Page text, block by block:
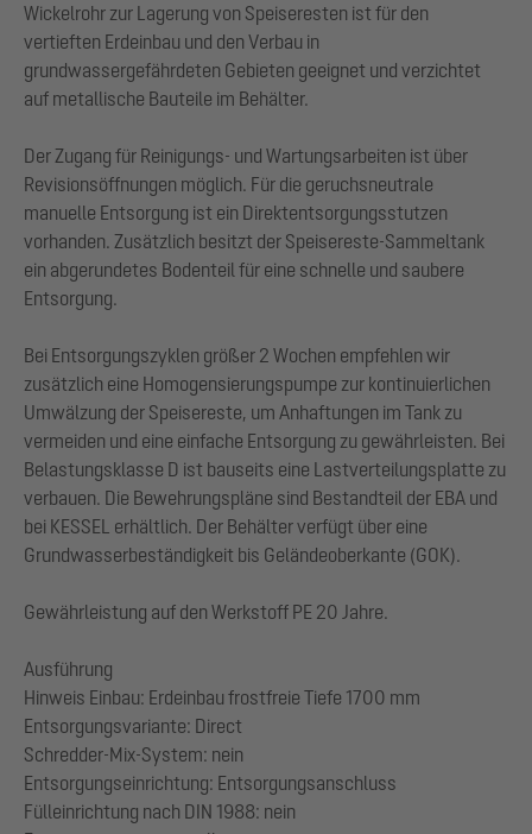
Wickelrohr zur Lagerung von Speiseresten ist für den
vertieften Erdeinbau und den Verbau in
grundwassergefährdeten Gebieten geeignet und verzichtet
auf metallische Bauteile im Behälter.
Der Zugang für Reinigungs- und Wartungsarbeiten ist über
Revisionsöffnungen möglich. Für die geruchsneutrale
manuelle Entsorgung ist ein Direktentsorgungsstutzen
vorhanden. Zusätzlich besitzt der Speisereste-Sammeltank
ein abgerundetes Bodenteil für eine schnelle und saubere
Entsorgung.
Bei Entsorgungszyklen größer 2 Wochen empfehlen wir
zusätzlich eine Homogensierungspumpe zur kontinuierlichen
Umwälzung der Speisereste, um Anhaftungen im Tank zu
vermeiden und eine einfache Entsorgung zu gewährleisten. Bei
Belastungsklasse D ist bauseits eine Lastverteilungsplatte zu
verbauen. Die Bewehrungspläne sind Bestandteil der EBA und
bei KESSEL erhältlich. Der Behälter verfügt über eine
Grundwasserbeständigkeit bis Geländeoberkante (GOK).
Gewährleistung auf den Werkstoff PE 20 Jahre.
Ausführung
Hinweis Einbau: Erdeinbau frostfreie Tiefe 1700 mm
Entsorgungsvariante: Direct
Schredder-Mix-System: nein
Entsorgungseinrichtung: Entsorgungsanschluss
Fülleinrichtung nach DIN 1988: nein